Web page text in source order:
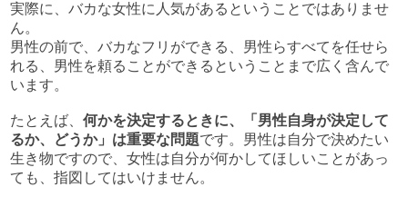
実際に、バカな女性に人気があるということではありませ
ん。
男性の前で、バカなフリができる、男性らすべてを任せら
れる、男性を頼ることができるということまで広く含んで
います。
たとえば、 何かを決定するときに、「男性自身が決定して
るか、どうか」は重要な問題です。男性は自分で決めたい
生き物ですので、女性は自分が何かしてほしいことがあっ
ても、指図してはいけません。